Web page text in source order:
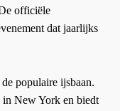
officiële
dat jaarlijks
populaire ijsbaan.
in New York en biedt